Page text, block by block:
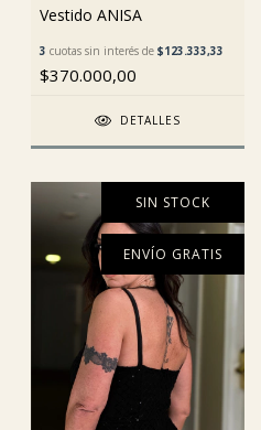
Vestido ANISA
3 cuotas sin interés de $123.333,33
$370.000,00
DETALLES
SIN STOCK
ENVÍO GRATIS